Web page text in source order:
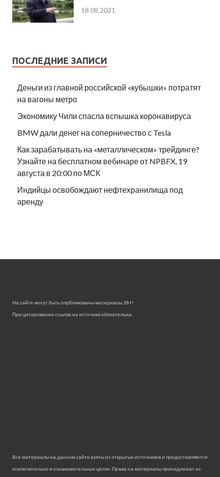
18.08.2021
ПОСЛЕДНИЕ ЗАПИСИ
Деньги из главной российской «кубышки» потратят
на вагоны метро
Экономику Чили спасла вспышка коронавируса
BMW дали денег на соперничество с Tesla
Как зарабатывать на «металлическом» трейдинге?
Узнайте на бесплатном вебинаре от NPBFX, 19
августа в 20:00 по МСК
Индийцы освобождают нефтехранилища под
аренду
На сайте могут быть опубликованы материалы 18+!
При цитировании ссылка на источник обязательна.
Все материалы на данном сайте взяты из открытых источников и предоставляются
исключительно в ознакомительных целях. Права на материалы принадлежат их